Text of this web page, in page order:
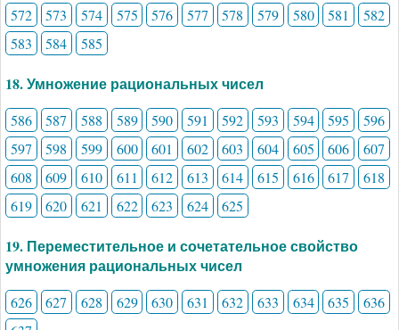
572 573 574 575 576 577 578 579 580 581
582
583
584 585
18. Умножение рациональных чисел
586 587 588 589 590 591 592 593 594 595
596
597
598 599 600 601 602 603 604 605 606
607
608
609 610 611 612 613 614 615 616 617
618
619
620 621 622 623 624 625
19. Переместительное и сочетательное свойство
умножения рациональных чисел
626 627 628 629 630 631 632 633 634 635
636